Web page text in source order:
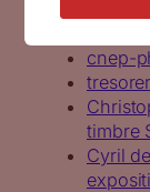
cnep-
timbre
Cyril